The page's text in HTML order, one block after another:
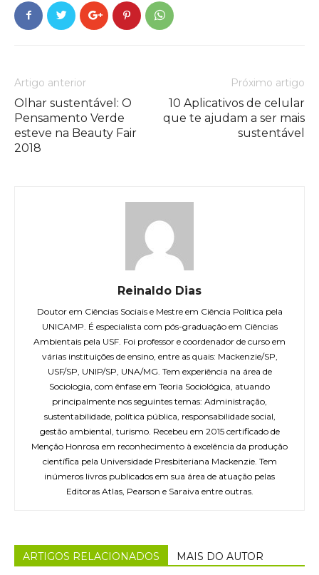
Artigo anterior
Olhar sustentável: O
Pensamento Verde
esteve na Beauty Fair
2018
Próximo artigo
10 Aplicativos de celular
que te ajudam a ser mais
sustentável
Reinaldo Dias
Doutor em Ciências Sociais e Mestre em Ciência Política pela
UNICAMP. É especialista com pós-graduação em Ciências
Ambientais pela USF. Foi professor e coordenador de curso em
várias instituições de ensino, entre as quais: Mackenzie/SP,
USF/SP, UNIP/SP, UNA/MG. Tem experiência na área de
Sociologia, com ênfase em Teoria Sociológica, atuando
principalmente nos seguintes temas: Administração,
sustentabilidade, política pública, responsabilidade social,
gestão ambiental, turismo. Recebeu em 2015 certificado de
Menção Honrosa em reconhecimento à excelência da produção
científica pela Universidade Presbiteriana Mackenzie. Tem
inúmeros livros publicados em sua área de atuação pelas
Editoras Atlas, Pearson e Saraiva entre outras.
ARTIGOS RELACIONADOS MAIS DO AUTOR